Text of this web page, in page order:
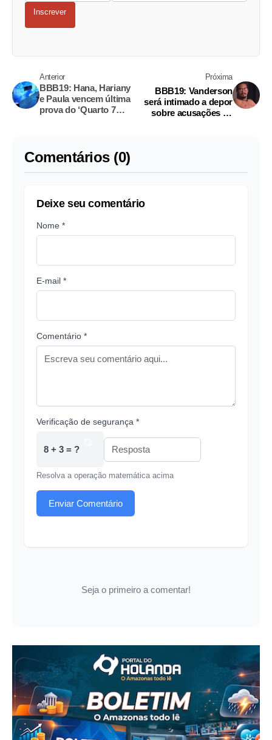
Inscrever
Anterior
BBB19: Hana, Hariany
e Paula vencem última
prova do ‘Quarto 7
Próxima
BBB19: Vanderson
será intimado a depor
sobre acusações de
Comentários (0)
Deixe seu comentário
Nome *
E-mail *
Comentário *
Verificação de segurança *
8 + 3 = ?
Resolva a operação matemática acima
Enviar Comentário
Seja o primeiro a comentar!